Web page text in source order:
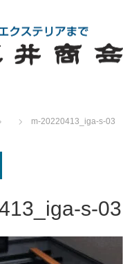
m-20220413_iga-s-03
s-03